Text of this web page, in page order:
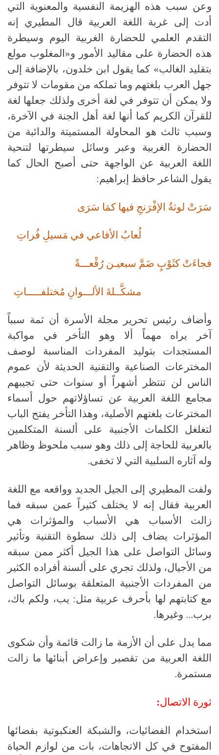
وعن سبب هذه الهزيمة النفسية والمعنوية التي
أدت إلى غربة اللغة العربية قال المطيري إنه
التقدم العلمي للحضارة الغربية اليوم وسيطرة
هذه الحضارة على مقاليد الأمور و«المغلوب مولع
بتقليد الغالب» كما يقول ابن خلدون، بالإضافة إلى
جهل العرب بلغتهم وما تملكه من مقومات لا تتوفر
ولا يمكن أن تتوفر في لغة أخرى ولذلك جعلها لغة
للقرآن الكريم كما أنها لغة أهل الجنة في الآخرة،
وسبب ثالث هو المحاولة المستميتة والدائبة من
الحضارة الغربية وعبر وسائل سيطرتها لتنحية
اللغة العربية عن الواجهة حتى أصبح الحال كما
يقول الشاعر حافظ إبراهيم:
سَرَتْ لوثةُ الإفْرَنجِ فيها كمَا سَرَى
لُعابُ الأفاعي في مَسيلِ فُراتِ
فجاءَتْ كثَوْبٍ ضَمَّ سبعيـن رُقْعـــةً
مشكَّــلةَ الألـــوانِ مُختلفـــــاتِ
وأضاف رئيس تحرير مجلة الأسرة أن ثمة سبباً
آخر يراه مهماً ألا وهو التأخر في مواكبة
المستجدات بتوليد المفردات المناسبة لوصف
المخترعات الصناعية والتقنية الحديثة لأن عموم
الناس لن تنتظر أشهراً أو سنوات حتى تجيبهم
مجامع اللغة العربية عن تساؤلاتهم حول أسماء
المخترعات بلغتهم الأصلية، وهذا التأخر يفتح الباب
لتغلغل الكلمات الأجنبية على ألسنة المتكلمين
بالعربية للحاجة إلى ذلك وهو سبب ملحوظ وظاهر
وله آثاره السلبية التي لا تخفى.
ولفت المطيري إلى الجيل الجديد وواقعه مع اللغة
العربية فقال إنه لا يختلف كثيراً عمن سبقه فما
زالت الأسباب هي الأسباب والمؤثرات هي
المؤثرات يضاف إلى ذلك سطوة التقنية وتأثير
وسائل التواصل على هذا الجيل أكثر ممن سبقه
من الأجيال، ولذلك تجري على ألسنة أفراده الكثير
من المفردات الأجنبية المتعلقة بوسائل التواصل
مع كتابتهم لها بأحرف عربية مثل: يب، ولكم باك،
برب... وغيرها.
مما يدل على أن الأزمة ما زالت قائمة وأن شكوى
اللغة العربية من تقصير وإعراض أبنائها ما زالت
مستمرة.
ثورة الاتصال:
استخدام الفضائيات، والشبكة العنكبوتية بفضائها
المفتوح في كل الاتجاهات، بات من لوازم الحياة